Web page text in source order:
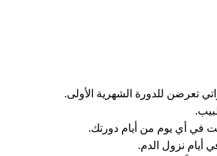
تعرضن للدورة الشهرية الأولى.
في أي يوم من أيام دورتك.
أيام نزول الدم.